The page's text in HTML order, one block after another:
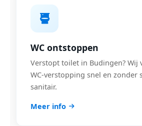
WC ontstoppen
Verstopt toilet in Budingen? Wij
WC-verstopping snel en zonder
sanitair.
Meer info